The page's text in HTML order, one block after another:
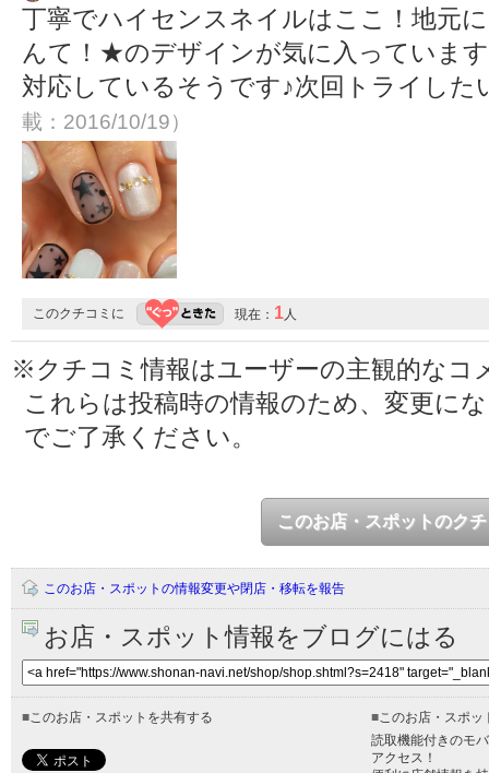
丁寧でハイセンスネイルはここ！地元
んて！★のデザインが気に入っていま
対応しているそうです♪次回トライした
載：2016/10/19）
このクチコミに 現在： 1人
※クチコミ情報はユーザーの主観的なコ
これらは投稿時の情報のため、変更に
でご了承ください。
このお店・スポットのク
このお店・スポットの情報変更や閉店・移転を報告
お店・スポット情報をブログにはる
■このお店・スポットを共有する ■このお店・スポッ
読取機能付きのモ
アクセス！